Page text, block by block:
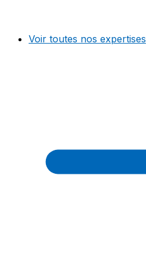
Voir toutes nos expertises